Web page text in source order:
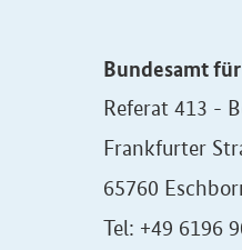
Bundesamt
Referat 413 -
Frankfurter
65760
Tel: +49 6196